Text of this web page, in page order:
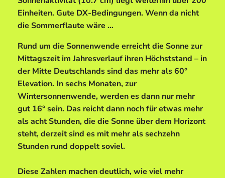
Einheiten. Gute DX-Bedingungen. Wenn da nicht
die Sommerflaute wäre …
Rund um die Sonnenwende erreicht die Sonne zur
Mittagszeit im Jahresverlauf ihren Höchststand – in
der Mitte Deutschlands sind das mehr als 60°
Elevation. In sechs Monaten, zur
Wintersonnenwende, werden es dann nur mehr
gut 16° sein. Das reicht dann noch für etwas mehr
als acht Stunden, die die Sonne über dem Horizont
steht, derzeit sind es mit mehr als sechzehn
Stunden rund doppelt soviel.
Diese Zahlen machen deutlich, wie viel mehr